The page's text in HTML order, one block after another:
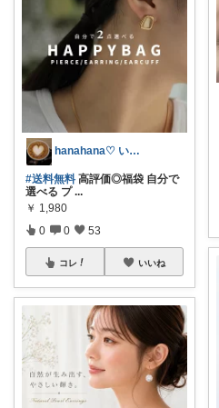
hanahana♡ いつもありがとう🙏
#送料無料 高評価◎福袋 自分で
選べる プ ...
￥ 1,980
0 0 53
コレ いいね